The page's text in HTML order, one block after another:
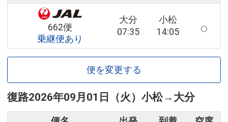
662便
乗継便あり
大分
07:35
小松
14:05
便を変更する
復路2026年09月01日（火） 小松→ 大分